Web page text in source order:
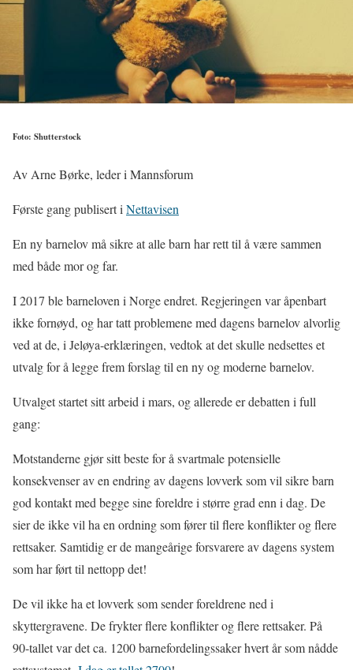
Foto: Shutterstock
Av Arne Børke, leder i Mannsforum
Første gang publisert i Nettavisen
En ny barnelov må sikre at alle barn har rett til å være sammen
med både mor og far.
I 2017 ble barneloven i Norge endret. Regjeringen var åpenbart
ikke fornøyd, og har tatt problemene med dagens barnelov alvorlig
ved at de, i Jeløya-erklæringen, vedtok at det skulle nedsettes et
utvalg for å legge frem forslag til en ny og moderne barnelov.
Utvalget startet sitt arbeid i mars, og allerede er debatten i full
gang:
Motstanderne gjør sitt beste for å svartmale potensielle
konsekvenser av en endring av dagens lovverk som vil sikre barn
god kontakt med begge sine foreldre i større grad enn i dag. De
sier de ikke vil ha en ordning som fører til flere konflikter og flere
rettsaker. Samtidig er de mangeårige forsvarere av dagens system
som har ført til nettopp det!
De vil ikke ha et lovverk som sender foreldrene ned i
skyttergravene. De frykter flere konflikter og flere rettsaker. På
90-tallet var det ca. 1200 barnefordelingssaker hvert år som nådde